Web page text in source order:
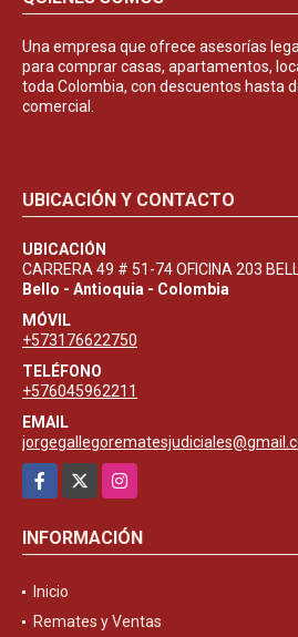
Una empresa que ofrece asesorías
para comprar casas, apartamentos,
toda Colombia, con descuentos hasta
comercial.
UBICACIÓN Y CONTACTO
UBICACIÓN
CARRERA 49 # 51-74 OFICINA 203
Bello - Antioquia - Colombia
MÓVIL
+573176622750
TELÉFONO
+576045962211
EMAIL
Facebook
Instagram
INFORMACIÓN
Inicio
Remates y Ventas